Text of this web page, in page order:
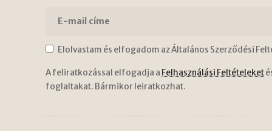
Elolvastam és elfogadom az Általános Szerződési
A feliratkozással elfogadja a Felhasználási Feltételeket
foglaltakat. Bármikor leiratkozhat.